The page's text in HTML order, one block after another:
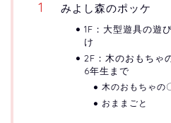
みよし森のポッケ
1F：大型遊具の遊
け
2F：木のおもちゃ
6年生まで
木のおもちゃの
おままごと